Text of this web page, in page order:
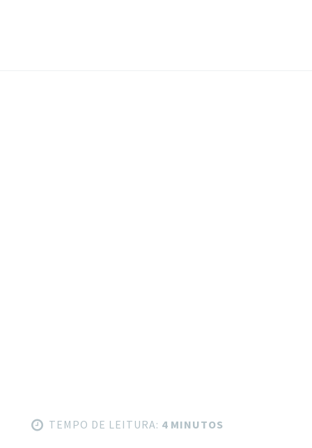
TEMPO DE LEITURA: 4 MINUTOS